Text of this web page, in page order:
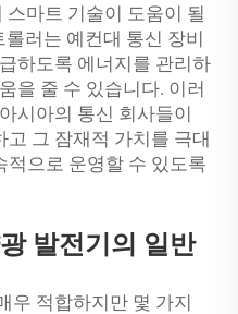
마트 기술이 도움이 될
러는 예컨대 통신 장비
하도록 에너지를 관리하
을 줄 수 있습니다. 이러
시아의 통신 회사들이
그 잠재적 가치를 극대
으로 운영할 수 있도록
발전기의 일반
우 적합하지만 몇 가지